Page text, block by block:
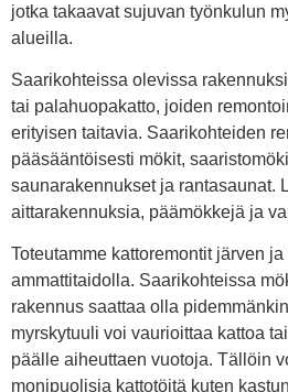
jotka takaavat sujuvan työnkulun
alueilla.
Saarikohteissa olevissa
tai palahuopakatto, joiden
erityisen taitavia. Saarikohteiden
pääsääntöisesti mökit,
saunarakennukset ja rantasaunat.
aittarakennuksia, päämökkejä ja
Toteutamme kattoremontit järven
ammattitaidolla. Saarikohteissa
rakennus saattaa olla
myrskytuuli voi vaurioittaa kattoa
päälle aiheuttaen vuotoja. Tällöin
monipuolisia kattotöitä kuten